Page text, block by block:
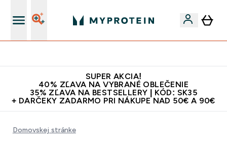
SUPER AKCIA!
40% ZĽAVA NA VYBRANÉ OBLEČENIE
35% ZĽAVA NA BESTSELLERY | KÓD: SK35
+ DARČEKY ZADARMO PRI NÁKUPE NAD 50€ A 90€
Domovskej stránke